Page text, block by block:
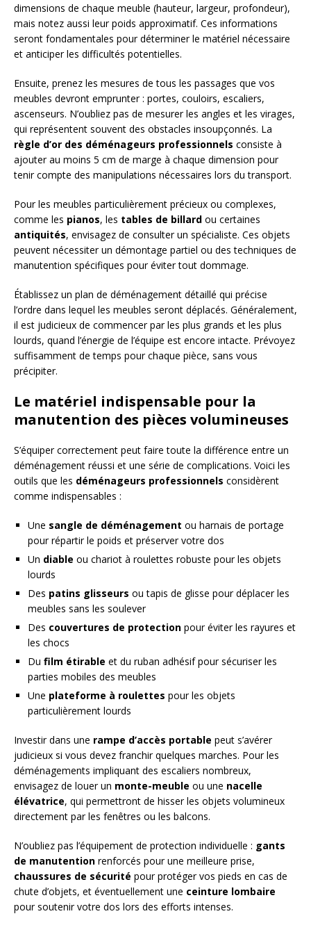
dimensions de chaque meuble (hauteur, largeur, profondeur),
mais notez aussi leur poids approximatif. Ces informations
seront fondamentales pour déterminer le matériel nécessaire
et anticiper les difficultés potentielles.
Ensuite, prenez les mesures de tous les passages que vos
meubles devront emprunter : portes, couloirs, escaliers,
ascenseurs. N’oubliez pas de mesurer les angles et les virages,
qui représentent souvent des obstacles insoupçonnés. La
règle d’or des déménageurs professionnels consiste à
ajouter au moins 5 cm de marge à chaque dimension pour
tenir compte des manipulations nécessaires lors du transport.
Pour les meubles particulièrement précieux ou complexes,
comme les pianos, les tables de billard ou certaines
antiquités, envisagez de consulter un spécialiste. Ces objets
peuvent nécessiter un démontage partiel ou des techniques de
manutention spécifiques pour éviter tout dommage.
Établissez un plan de déménagement détaillé qui précise
l’ordre dans lequel les meubles seront déplacés. Généralement,
il est judicieux de commencer par les plus grands et les plus
lourds, quand l’énergie de l’équipe est encore intacte. Prévoyez
suffisamment de temps pour chaque pièce, sans vous
précipiter.
Le matériel indispensable pour la
manutention des pièces volumineuses
S’équiper correctement peut faire toute la différence entre un
déménagement réussi et une série de complications. Voici les
outils que les déménageurs professionnels considèrent
comme indispensables :
Une sangle de déménagement ou harnais de portage
pour répartir le poids et préserver votre dos
Un diable ou chariot à roulettes robuste pour les objets
lourds
Des patins glisseurs ou tapis de glisse pour déplacer les
meubles sans les soulever
Des couvertures de protection pour éviter les rayures et
les chocs
Du film étirable et du ruban adhésif pour sécuriser les
parties mobiles des meubles
Une plateforme à roulettes pour les objets
particulièrement lourds
Investir dans une rampe d’accès portable peut s’avérer
judicieux si vous devez franchir quelques marches. Pour les
déménagements impliquant des escaliers nombreux,
envisagez de louer un monte-meuble ou une nacelle
élévatrice, qui permettront de hisser les objets volumineux
directement par les fenêtres ou les balcons.
N’oubliez pas l’équipement de protection individuelle : gants
de manutention renforcés pour une meilleure prise,
chaussures de sécurité pour protéger vos pieds en cas de
chute d’objets, et éventuellement une ceinture lombaire
pour soutenir votre dos lors des efforts intenses.